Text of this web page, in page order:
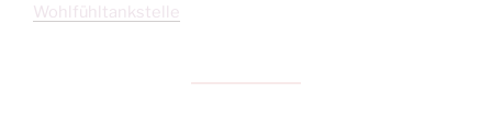
Wohlfühltankstelle